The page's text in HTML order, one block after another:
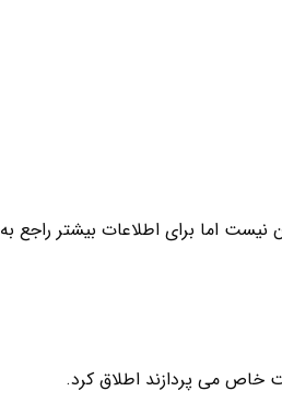
اما برای اطلاعات بیشتر راجع به
می پردازند اطلاق کرد.